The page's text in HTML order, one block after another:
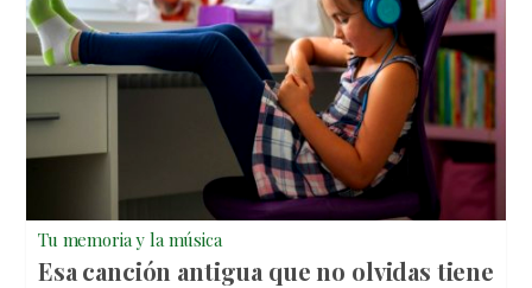
Tu memoria y la música
Esa canción antigua que no olvidas tiene